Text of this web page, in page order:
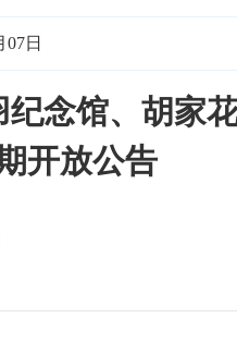
07日
念馆、胡家
开放公告